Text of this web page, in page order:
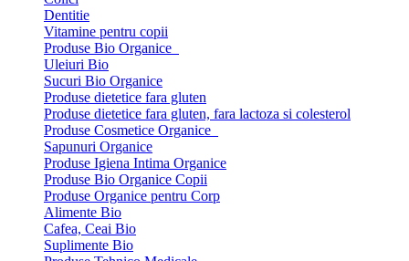
Dentitie
Vitamine pentru copii
Produse Bio Organice
Uleiuri Bio
Sucuri Bio Organice
Produse dietetice fara gluten
Produse dietetice fara gluten, fara lactoza si colesterol
Produse Cosmetice Organice
Sapunuri Organice
Produse Igiena Intima Organice
Produse Bio Organice Copii
Produse Organice pentru Corp
Alimente Bio
Cafea, Ceai Bio
Suplimente Bio